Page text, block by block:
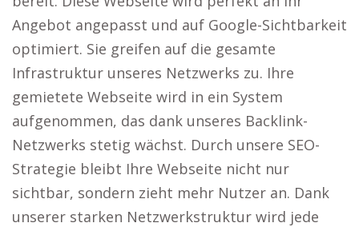
Angebot angepasst und auf Google-Sichtbarkeit
optimiert. Sie greifen auf die gesamte
Infrastruktur unseres Netzwerks zu. Ihre
gemietete Webseite wird in ein System
aufgenommen, das dank unseres Backlink-
Netzwerks stetig wächst. Durch unsere SEO-
Strategie bleibt Ihre Webseite nicht nur
sichtbar, sondern zieht mehr Nutzer an. Dank
unserer starken Netzwerkstruktur wird jede